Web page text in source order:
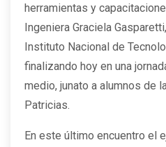
herramientas y
Ingeniera Graciela
Instituto Nacional de
finalizando hoy en una
medio, junato a alumnos de
Patricias.
En este último encuentro el